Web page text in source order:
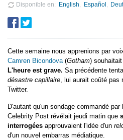
Disponible en
English Español
Cette semaine nous apprenions par
Camren Bicondova(Gotham)
L'heure est grave. Sa précédente
désastre capillaire, lui aurait coûté pas
Twitter.
D'autant qu'un sondage commandé par
Celebrity Post révélait jeudi matin que
interrogées approuvaient l'idée d'un
d'un nouvel embarras médiatique.